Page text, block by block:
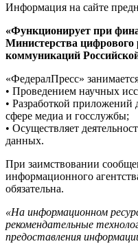
Информация на сайте
«Функционирует при
Министерства цифрового
коммуникаций
«ФедералПресс»
• Проведением научных
• Разработкой приложений
сфере медиа и госслужбы;
• Осуществляет
данных.
При заимствовании
информационного
обязательна.
«На информационном
рекомендательные
предоставления